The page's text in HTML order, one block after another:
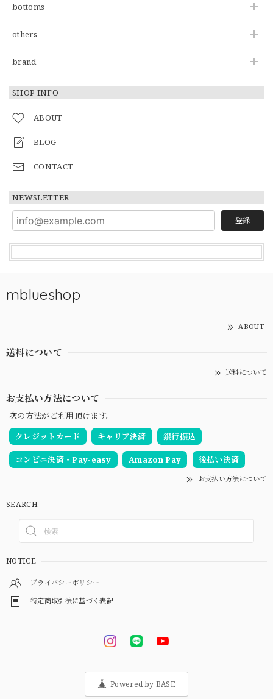
bottoms
others
brand
SHOP INFO
ABOUT
BLOG
CONTACT
NEWSLETTER
登録
mblueshop
ABOUT
送料について
送料について
お支払い方法について
次の方法がご利用頂けます。
クレジットカード
キャリア決済 銀行振込
コンビニ決済・Pay-easy Amazon Pay 後払い決済
お支払い方法について
SEARCH
NOTICE
プライバシーポリシー
特定商取引法に基づく表記
Powered by BASE